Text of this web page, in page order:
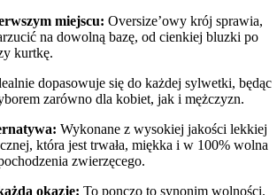
miejscu: Oversize’owy krój sprawia,
na dowolną bazę, od cienkiej bluzki po
kurtkę.
dopasowuje się do każdej sylwetki, będąc
zarówno dla kobiet, jak i mężczyzn.
Wykonane z wysokiej jakości lekkiej
która jest trwała, miękka i w 100% wolna
zwierzęcego.
okazję: To ponczo to synonim wolności.